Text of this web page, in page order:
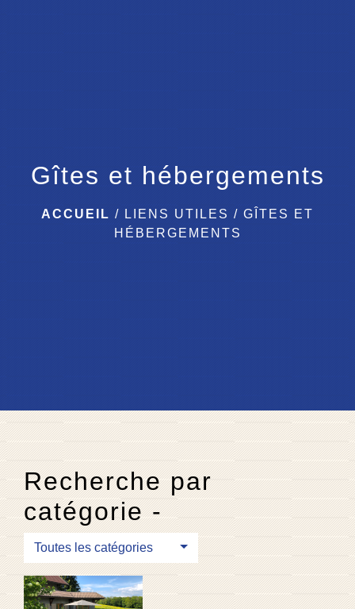
Gîtes et hébergements
ACCUEIL / LIENS UTILES / GÎTES ET
HÉBERGEMENTS
Recherche par
catégorie -
Toutes les catégories